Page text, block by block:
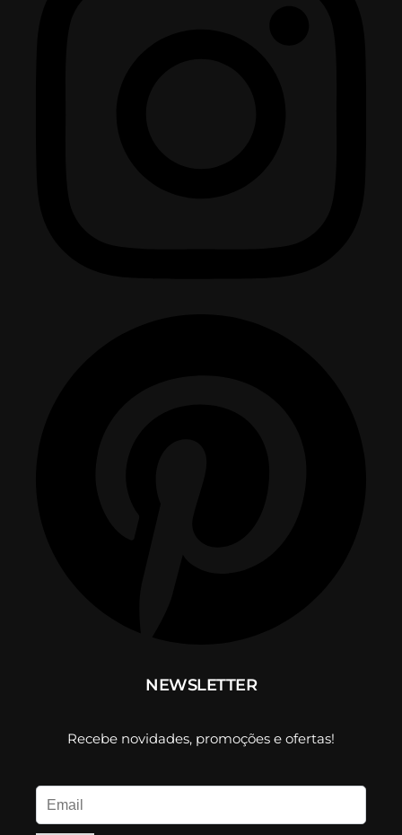
NEWSLETTER
Recebe novidades, promoções e ofertas!